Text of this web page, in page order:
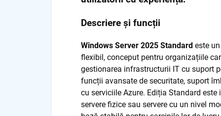
Descriere și funcții
Windows Server 2025 Standard este
flexibil, conceput pentru organizațiile
gestionarea infrastructurii IT cu suport
funcții avansate de securitate, suport
cu serviciile Azure. Ediția Standard
servere fizice sau servere cu un nivel